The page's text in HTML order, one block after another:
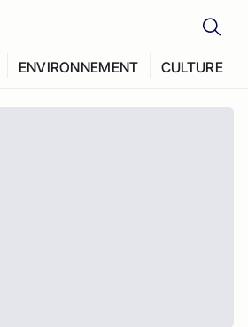
ENVIRONNEMENT CULTURE